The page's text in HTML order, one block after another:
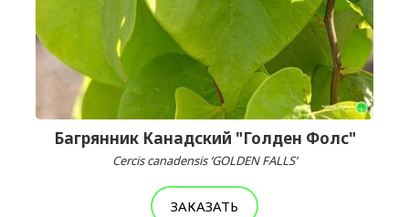
Багрянник Канадский "Голден Фолс"
Cercis canadensis ‘GOLDEN FALLS’
ЗАКАЗАТЬ